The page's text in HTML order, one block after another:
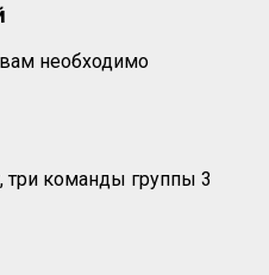
необходимо